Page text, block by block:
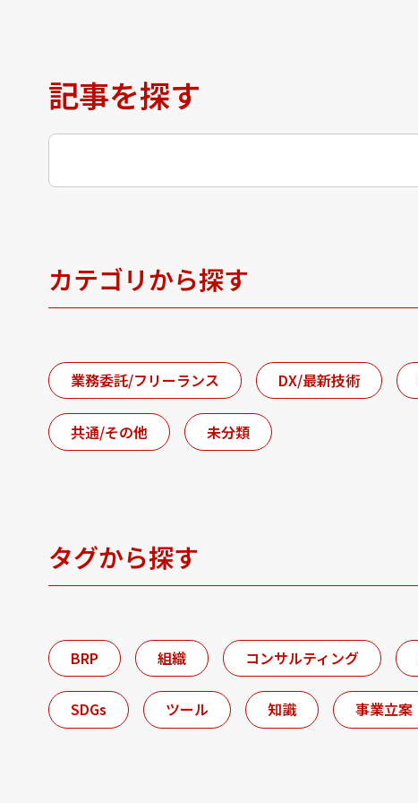
記事を探す
カテゴリから探す
業務委託/フリーランス DX/最新技術
共通/その他 未分類
タグから探す
BRP 組織 コンサルティング
SDGs ツール 知識 事業立案